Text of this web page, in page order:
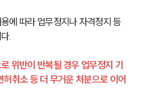
에 따라 업무정지나 자격정지 등
.
위반이 반복될 경우 업무정지 기
취소 등 더 무거운 처분으로 이어